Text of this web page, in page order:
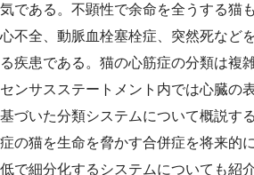
気である。不顕性で余命を全うする猫
心不全、動脈血栓塞栓症、突然死など
る疾患である。猫の心筋症の分類は複
センサスステートメント内では心臓の
基づいた分類システムについて概説す
症の猫を生命を脅かす合併症を将来的
低で細分化するシステムについても紹